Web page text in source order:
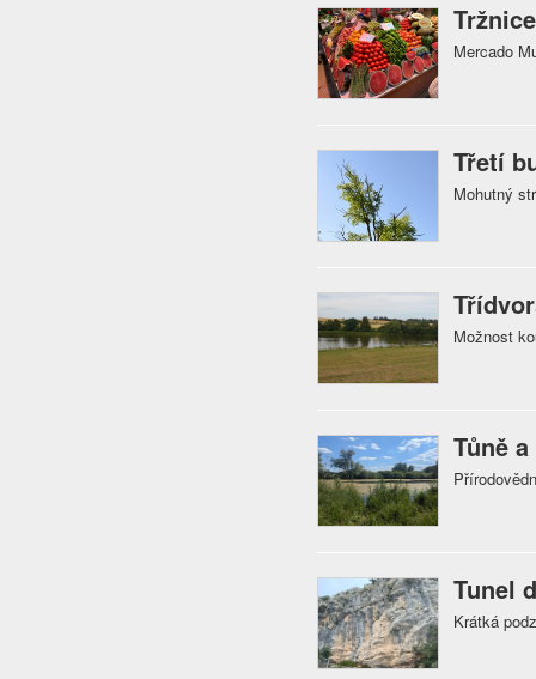
Mercado
Třetí
Mohutný
Možnost
Tůně
Tunel
Krátká